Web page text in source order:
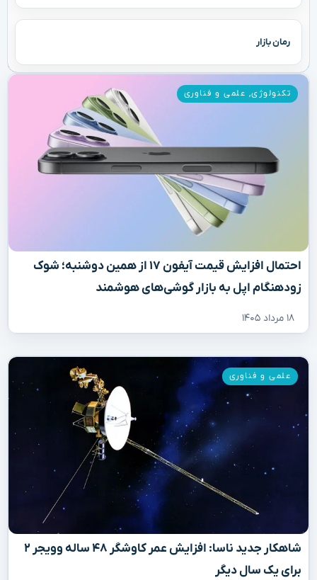
رمان بازار
احتمال افزایش قیمت آیفون ۱۷ از همین دوشنبه؛ شوک
زودهنگام اپل به بازار گوشی‌های هوشمند
۱۸ مرداد ۱۴۰۵
تکنولوژی, علمی و فناوری
شاهکار جدید ناسا: افزایش عمر کاوشگر ۴۸ ساله وویجر ۲
برای یک سال دیگر
علمی و فناوری